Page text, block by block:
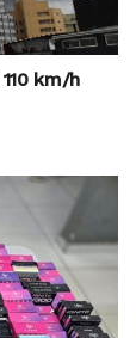
km/h